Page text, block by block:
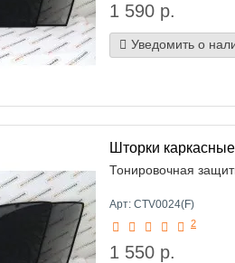
1 590 р.
Уведомить о
Шторки
Тонировочная
Арт: CTV0024(F)
2
1 550 р.